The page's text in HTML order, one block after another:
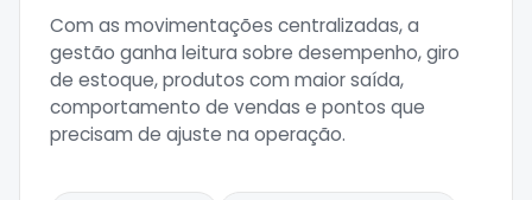
Com as movimentações centralizadas, a
gestão ganha leitura sobre desempenho, giro
de estoque, produtos com maior saída,
comportamento de vendas e pontos que
precisam de ajuste na operação.